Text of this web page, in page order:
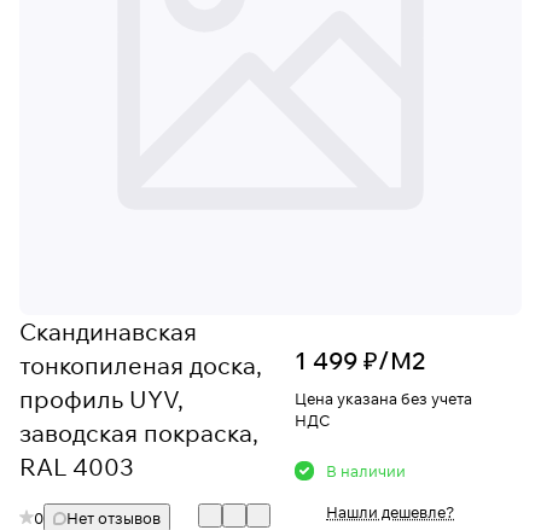
Скандинавская
тонкопиленая доска,
профиль UYV,
заводская покраска,
RAL 4003
0
Нет отзывов
1 499 ₽/М2
Цена указана без учета
НДС
В наличии
Нашли дешевле?